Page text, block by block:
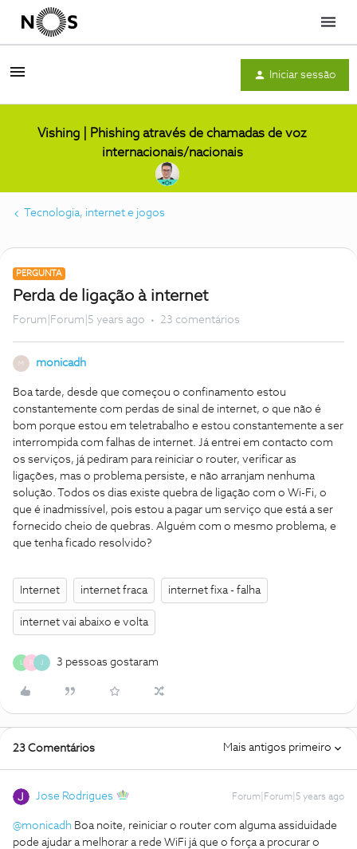
Menu
Iniciar sessão
Vishing | Phishing através de chamadas de voz
internacionais/nacionais
Tecnologia, internet e jogos
PERGUNTA
Perda de ligação à internet
Forum|Forum|5 years ago 23 comentários
M monicadh
Boa tarde, desde que começou o confinamento estou
constantemente com perdas de sinal de internet, o que não é
bom porque estou em teletrabalho e estou constantemente a ser
interrompida com falhas de internet. Já entrei em contacto com
os serviços, já pediram para reiniciar o router, verificar as
ligações, mas o problema persiste, e não arranjam nenhuma
solução. Todos os dias existe quebra de ligação com o Wi-Fi, o
que é inadmissível, pois estou a pagar um serviço que está a ser
fornecido cheio de quebras. Alguém com o mesmo problema, e
que tenha ficado resolvido?
Internet internet fraca internet fixa - falha
internet vai abaixo e volta
R 3 pessoas gostaram
23 Comentários Mais antigos primeiro
Jose Rodrigues Forum|Forum|5 years ago
@monicadh Boa noite, reiniciar o router com alguma assiduidade
pode ajudar a melhorar a rede WiFi já que o força a procurar o